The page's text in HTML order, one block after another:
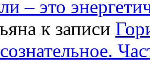
– это
к записи